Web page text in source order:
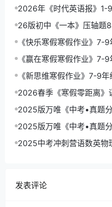
2026年《时代英语报》1-9
26版初中《一本》压轴题
《一本函数》
《快乐寒假寒假作业》7-9
《赢在寒假寒假作业》7-9
《新思维寒假作业》7-9年
2026春季《寒假零距离》
2025版万唯《中考•真题
2025版万唯《中考•真题
2025中考冲刺营语数英物
发表评论